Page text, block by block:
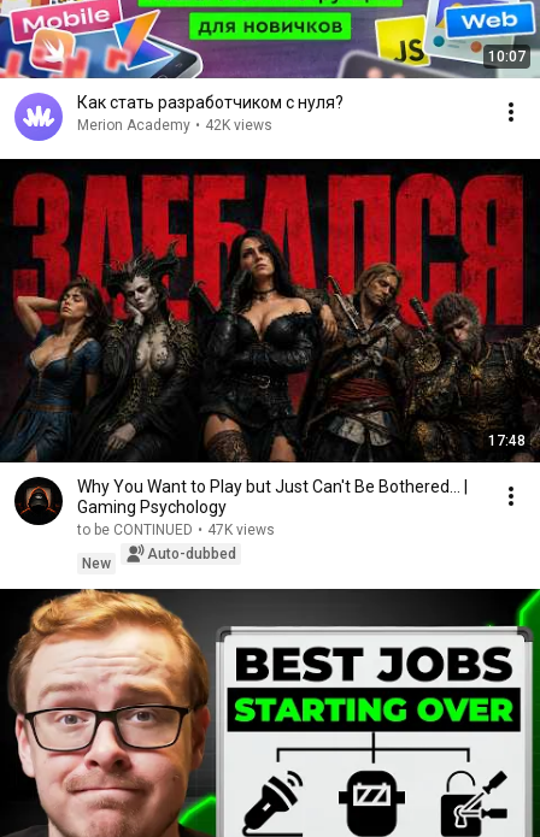
10:07
Как стать разработчиком с нуля?
Merion Academy • 42K views
17:48
Why You Want to Play but Just Can't Be Bothered... |
Gaming Psychology
to be CONTINUED • 47K views
New
Auto-dubbed